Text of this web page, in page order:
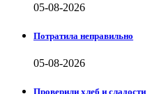
05-08-2026
Потратила неправильно
05-08-2026
Проверили хлеб и сладости